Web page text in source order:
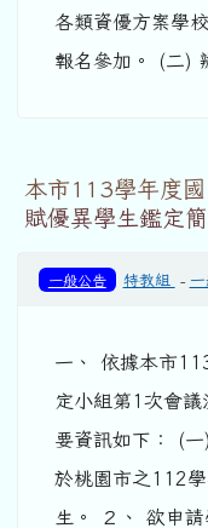
各類資優方案學
報名參加。 (二)
本市113學年度
賦優異學生鑑定
一般公告 特教組 -
一、 依據本市
定小組第1次會
要資訊如下： (
於桃園市之112
生。 ２、 欲申